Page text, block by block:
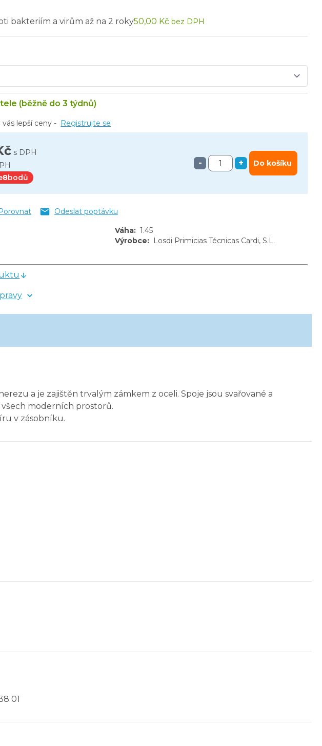
s DPH
8bodů
- + Do košíku
(běžně do 3 týdnů)
bakteriím a virům až na 2 roky50,00 Kč bez DPH
lepší ceny - Registrujte se
Porovnat Odeslat poptávku
Váha: 1.45
Výrobce: Losdi Primicias Técnicas Cardi, S.L.
a je zajištěn trvalým zámkem z oceli. Spoje jsou svařované a
moderních prostorů.
v zásobníku.
01